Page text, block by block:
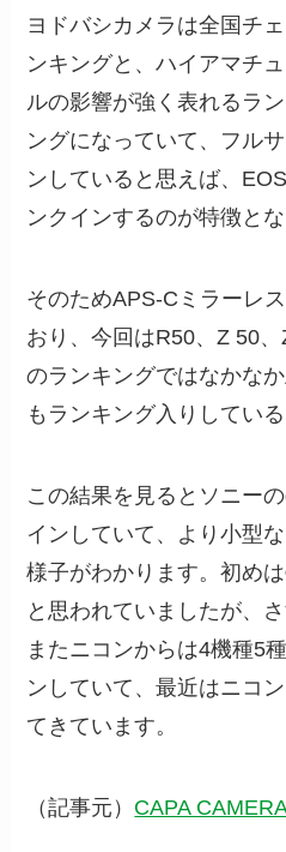
ヨドバシカメラは全国チ
ンキングと、ハイアマチ
ルの影響が強く表れるラ
ングになっていて、フル
ンしていると思えば、
ンクインするのが特徴とな
そのためAPS-Cミラーレ
おり、今回はR50、Z 50
のランキングではなかな
もランキング入りしてい
この結果を見るとソニー
インしていて、より小型
様子がわかります。初め
と思われていましたが、
またニコンからは4機種5
ンしていて、最近はニコ
てきています。
（記事元） CAPA